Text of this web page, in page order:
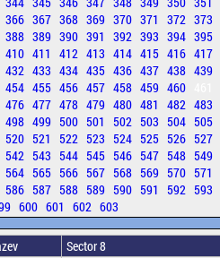
366 367 368 369 370 371 372 373
388 389 390 391 392 393 394 395
410 411 412 413 414 415 416 417
432 433 434 435 436 437 438 439
454 455 456 457 458 459 460
476 477 478 479 480 481 482 483
498 499 500 501 502 503 504 505
520 521 522 523 524 525 526 527
542 543 544 545 546 547 548 549
564 565 566 567 568 569 570 571
586 587 588 589 590 591 592 593
600 601 602 603
Sector 8